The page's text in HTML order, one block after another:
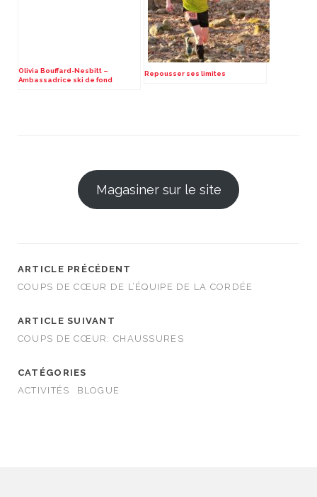
Olivia Bouffard-Nesbitt –
Ambassadrice ski de fond
Repousser ses limites
Magasiner sur le site
ARTICLE PRÉCÉDENT
COUPS DE CŒUR DE L’ÉQUIPE DE LA CORDÉE
ARTICLE SUIVANT
COUPS DE CŒUR: CHAUSSURES
CATÉGORIES
ACTIVITÉS
BLOGUE